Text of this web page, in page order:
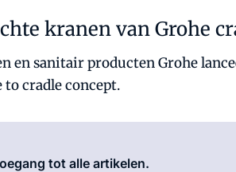
kranen van Grohe
en sanitair producten Grohe
cradle concept.
tot alle artikelen.